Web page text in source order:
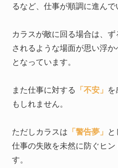
るなど、仕事が順調に進んで
カラスが敵に回る場合は、
されるような場面が思い浮
となっています。
また仕事に対する 「不安」
を
もしれません。
ただしカラスは 「警告夢」
と
仕事の失敗を未然に防ぐヒン
す。